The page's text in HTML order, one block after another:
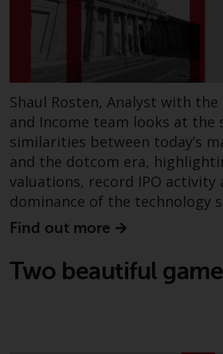
Anlageberatung und
berücksichtigt nicht die
Anlagebedürfnisse
bestimmten Anlegers
bestimmter Anleger.
Nichts auf dieser
als Anlage-, Steuer-,
sonstige Beratung
werden.
Risikowarnung
Shaul Rosten, Analyst with the
and Income team looks at the
similarities between today’s
and the dotcom era,
valuations, record IPO activity
dominance of the technology
Find out more
Two beautiful